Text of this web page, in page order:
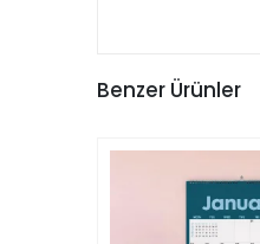
Benzer Ürünler